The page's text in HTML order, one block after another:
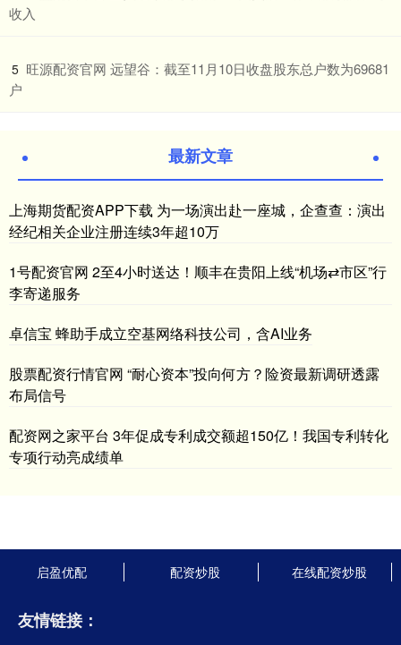
收入
5 ​旺源配资官网 远望谷：截至11月10日收盘股东总户数为69681
户
最新文章
上海期货配资APP下载 为一场演出赴一座城，企查查：演出
经纪相关企业注册连续3年超10万
1号配资官网 2至4小时送达！顺丰在贵阳上线“机场⇄市区”行
李寄递服务
卓信宝 蜂助手成立空基网络科技公司，含AI业务
股票配资行情官网 “耐心资本”投向何方？险资最新调研透露
布局信号
配资网之家平台 3年促成专利成交额超150亿！我国专利转化
专项行动亮成绩单
启盈优配 配资炒股 在线配资炒股
友情链接：